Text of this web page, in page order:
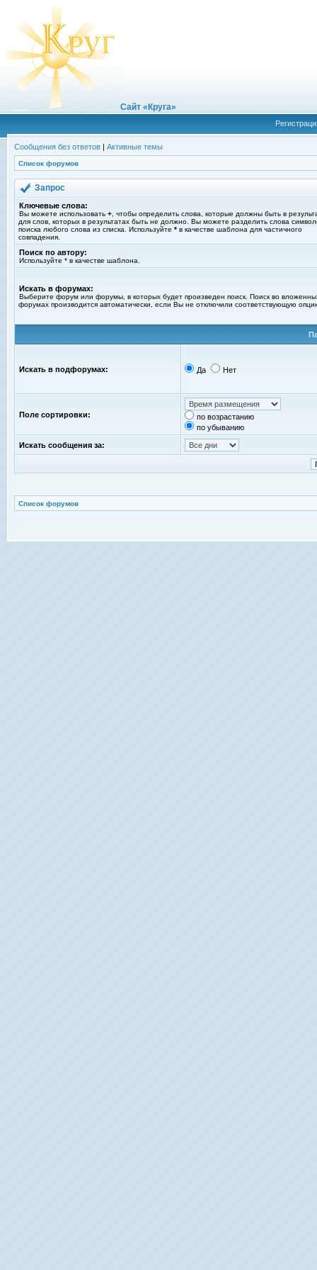
Сайт «Круга»
Сообщения без ответов | Активные темы
Список форумов
Запрос
Ключевые слова:
Вы можете использовать + , чтобы определить слова, которые должны быть в
для слов, которых в результатах быть не должно. Вы можете разделить слова
поиска любого слова из списка. Используйте * в качестве шаблона для частичного
совпадения.
Поиск по автору:
Используйте * в качестве шаблона.
Искать в форумах:
Выберите форум или форумы, в которых будет произведен поиск. Поиск во
форумах производится автоматически, если Вы не отключили соответствующую
Искать в подфорумах: Да Нет
Поле сортировки:
по возрастанию
по убыванию
Искать сообщения за:
Список форумов